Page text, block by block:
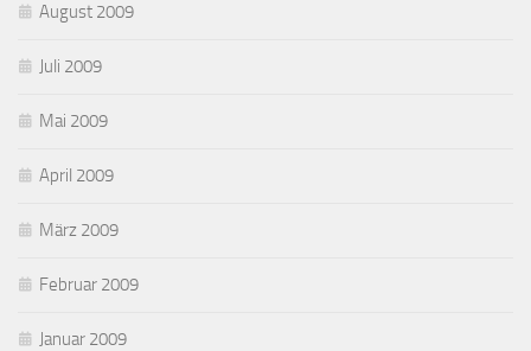
August 2009
Juli 2009
Mai 2009
April 2009
März 2009
Februar 2009
Januar 2009